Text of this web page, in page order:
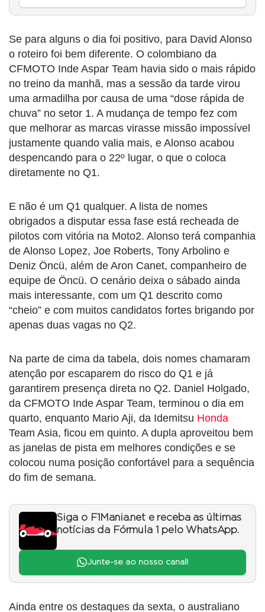
Se para alguns o dia foi positivo, para David Alonso
o roteiro foi bem diferente. O colombiano da
CFMOTO Inde Aspar Team havia sido o mais rápido
no treino da manhã, mas a sessão da tarde virou
uma armadilha por causa de uma “dose rápida de
chuva” no setor 1. A mudança de tempo fez com
que melhorar as marcas virasse missão impossível
justamente quando valia mais, e Alonso acabou
despencando para o 22º lugar, o que o coloca
diretamente no Q1.
E não é um Q1 qualquer. A lista de nomes
obrigados a disputar essa fase está recheada de
pilotos com vitória na Moto2. Alonso terá companhia
de Alonso Lopez, Joe Roberts, Tony Arbolino e
Deniz Öncü, além de Aron Canet, companheiro de
equipe de Öncü. O cenário deixa o sábado ainda
mais interessante, com um Q1 descrito como
“cheio” e com muitos candidatos fortes brigando por
apenas duas vagas no Q2.
Na parte de cima da tabela, dois nomes chamaram
atenção por escaparem do risco do Q1 e já
garantirem presença direta no Q2. Daniel Holgado,
da CFMOTO Inde Aspar Team, terminou o dia em
quarto, enquanto Mario Aji, da Idemitsu Honda
Team Asia, ficou em quinto. A dupla aproveitou bem
as janelas de pista em melhores condições e se
colocou numa posição confortável para a sequência
do fim de semana.
Siga o F1Mania.net e receba as últimas
notícias da Fórmula 1 pelo WhatsApp.
Junte-se ao nosso canal!
Ainda entre os destaques da sexta, o australiano